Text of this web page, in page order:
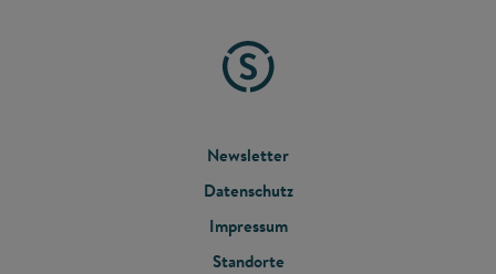
FOOTER
MENU
Newsletter
Datenschutz
Impressum
Standorte